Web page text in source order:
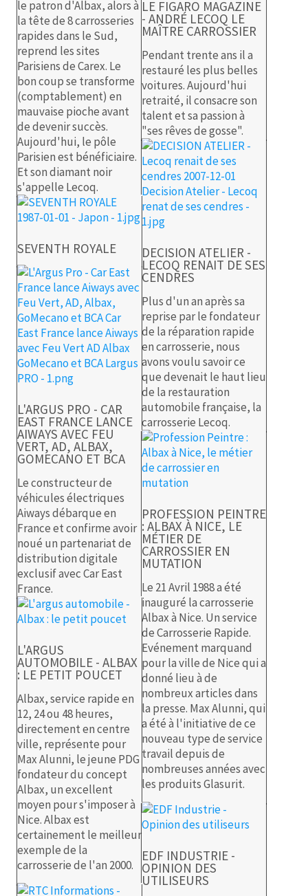
le patron d'Albax, alors à
la tête de 8 carrosseries
rapides dans le Sud,
reprend les sites
Parisiens de Carex. Le
bon coup se transforme
(comptablement) en
mauvaise pioche avant
de devenir succès.
Aujourd'hui, le pôle
Parisien est bénéficiaire.
Et son diamant noir
s'appelle Lecoq.
LE FIGARO MAGAZINE
- ANDRÉ LECOQ LE
MAÎTRE CARROSSIER
Pendant trente ans il a
restauré les plus belles
voitures. Aujourd'hui
retraité, il consacre son
talent et sa passion à
"ses rêves de gosse".
DECISION ATELIER -
LECOQ RENAIT DE SES
CENDRES
Plus d'un an après sa
reprise par le fondateur
de la réparation rapide
en carrosserie, nous
avons voulu savoir ce
que devenait le haut lieu
de la restauration
automobile française, la
carrosserie Lecoq.
SEVENTH ROYALE
L'ARGUS PRO - CAR
EAST FRANCE LANCE
AIWAYS AVEC FEU
VERT, AD, ALBAX,
GOMECANO ET BCA
Le constructeur de
véhicules électriques
Aiways débarque en
France et confirme avoir
noué un partenariat de
distribution digitale
exclusif avec Car East
France.
PROFESSION PEINTRE
: ALBAX À NICE, LE
MÉTIER DE
CARROSSIER EN
MUTATION
Le 21 Avril 1988 a été
inauguré la carrosserie
Albax à Nice. Un service
de Carrosserie Rapide.
Evénement marquand
pour la ville de Nice qui a
donné lieu à de
nombreux articles dans
la presse. Max Alunni, qui
a été à l'initiative de ce
nouveau type de service
travail depuis de
nombreuses années avec
les produits Glasurit.
L'ARGUS
AUTOMOBILE - ALBAX
: LE PETIT POUCET
Albax, service rapide en
12, 24 ou 48 heures,
directement en centre
ville, représente pour
Max Alunni, le jeune PDG
fondateur du concept
Albax, un excellent
moyen pour s'imposer à
Nice. Albax est
certainement le meilleur
exemple de la
carrosserie de l'an 2000.
EDF INDUSTRIE -
OPINION DES
UTILISEURS